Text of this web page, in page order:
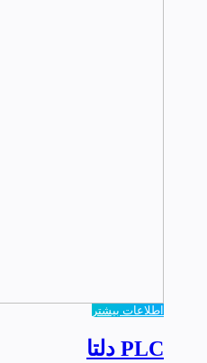
اطلاعات بیشتر
PLC دلتا